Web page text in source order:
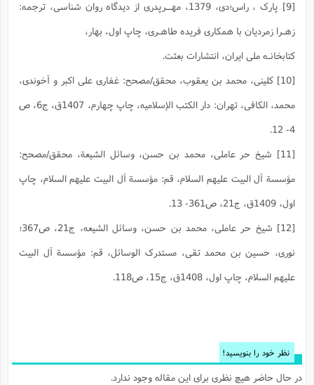
[9] پارک ، راس؛دی، 1379، مهــرپدری از دیدگاه روان شناسی، ترجمه:
زهـرا زمردیان با همکاری فریده طاهـری، چاپ اول، بهار،
کتابخانـه ملی ایران، انتشارات بعثت.
[10] کلینى، محمد بن یعقوب‏، محقق/مصحح: غفارى على اکبر و آخوندى،
محمد، الکافی، تهران: دار الکتب الإسلامیه، چاپ چهارم، 1407ق، ج‏6، ص
4- 12.
[11] شيخ حر عاملى، محمد بن حسن، وسائل الشيعة، محقق/مصحح:
مؤسسة آل البيت عليهم السلام‏، قم: مؤسسة آل البيت عليهم السلام‏، چاپ
اول، 1409ق، ج‏21، ص361- 13.
[12] شيخ حر عاملى، محمد بن حسن، وسائل الشيعه، ج‏21، ص367؛
نوری، حسین بن محمد تقی، مستدرک الوسائل، قم: مؤسسة آل البيت
عليهم السلام‏، چاپ اول، 1408ق، ج‏15، ص118.
نظر خود را بنویسید!
در حال حاضر هیچ نظری برای این مقاله وجود ندارد.